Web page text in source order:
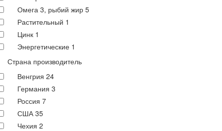
Омега 3, рыбий жир 5
Растительный 1
Цинк 1
Энергетические 1
Страна производитель
Венгрия 24
Германия 3
Россия 7
США35
Чехия 2